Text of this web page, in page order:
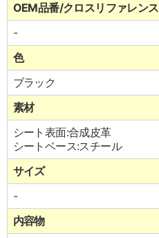
OEM品番/クロスリファレンス
-
色
ブラック
素材
シート表面:合成皮革
シートベース:スチール
サイズ
-
内容物